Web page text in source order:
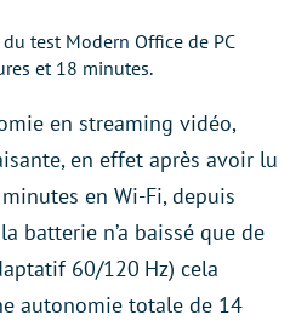
en streaming vidéo,
en effet après avoir lu
en Wi-Fi, depuis
batterie n’a baissé que de
60/120 Hz) cela
autonomie totale de 14